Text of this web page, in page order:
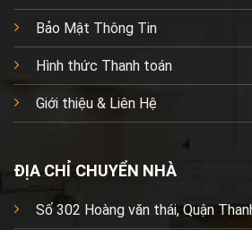
Bảo Mật Thông Tin
Hình thức Thanh toán
Giới thiệu & Liên Hệ
ĐỊA CHỈ CHUYỂN NHÀ
Số 302 Hoàng văn thái, Quận